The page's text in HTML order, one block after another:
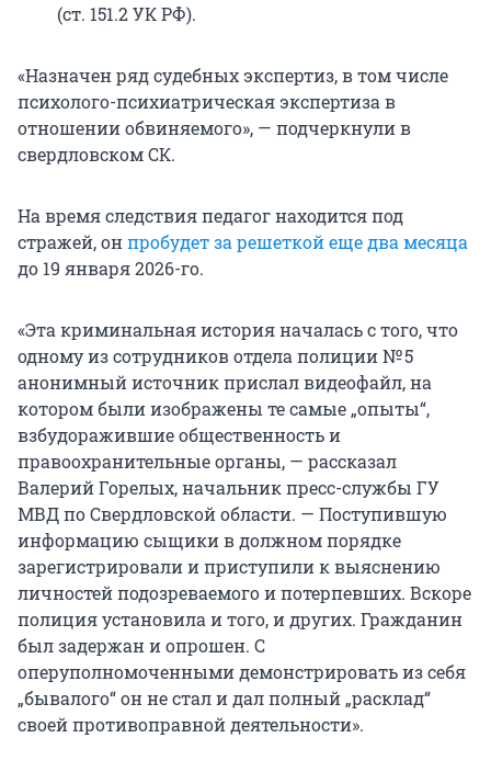
(ст. 151.2 УК РФ).
«Назначен ряд судебных экспертиз, в том числе
психолого-психиатрическая экспертиза в
отношении обвиняемого», — подчеркнули в
свердловском СК.
На время следствия педагог находится под
стражей, онпробудет за решеткой еще два месяца
до 19 января 2026-го.
«Эта криминальная история началась с того, что
одному из сотрудников отдела полиции № 5
анонимный источник прислал видеофайл, на
котором были изображены те самые „опыты“,
взбудоражившие общественность и
правоохранительные органы, — рассказал
Валерий Горелых, начальник пресс-службы ГУ
МВД по Свердловской области. — Поступившую
информацию сыщики в должном порядке
зарегистрировали и приступили к выяснению
личностей подозреваемого и потерпевших. Вскоре
полиция установила и того, и других. Гражданин
был задержан и опрошен. С
оперуполномоченными демонстрировать из себя
„бывалого“ он не стал и дал полный „расклад“
своей противоправной деятельности».